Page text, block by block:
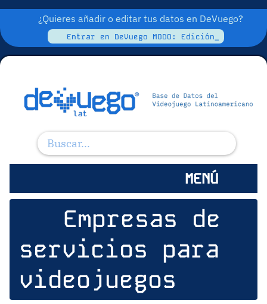
¿Quieres añadir o editar tus datos en DeVuego?
Entrar en DeVuego MODO: Edición_
MENÚ
Empresas de
servicios para
videojuegos